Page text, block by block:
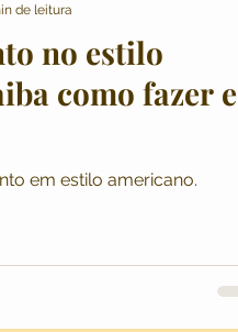
Pos Wedding
Pousada
no estilo
como fazer e
em estilo americano.
de leitura